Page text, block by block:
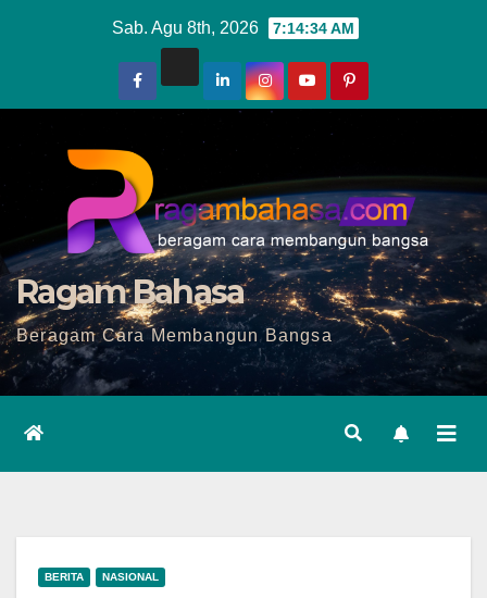
Sab. Agu 8th, 2026 7:14:36 AM
Ragam Bahasa
Beragam Cara Membangun Bangsa
BERITA NASIONAL